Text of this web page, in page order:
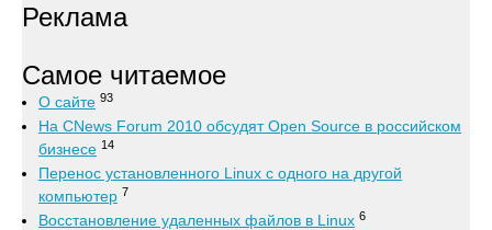
Реклама
Самое читаемое
О сайте 93
На CNews Forum 2010 обсудят Open Source в российском
бизнесе 14
Перенос установленного Linux с одного на другой
компьютер 7
Восстановление удаленных файлов в Linux 6